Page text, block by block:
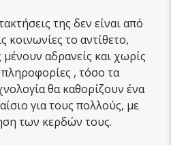
της δεν είναι από
κοινωνίες το αντίθετο,
αδρανείς και χωρίς
, τόσο τα
θα καθορίζουν ένα
για τους πολλούς, με
των κερδών τους.